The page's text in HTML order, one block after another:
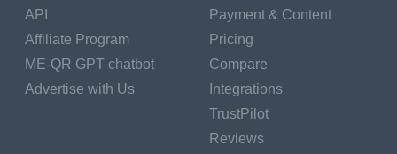
วิธีสร้าง QR Code ฟรีสำหรับแพลตฟอร์มโซเชียลมี
บทสรุป
API
Affiliate Program
ME-QR GPT chatbot
Advertise with Us
Payment & Content
Pricing
Compare
Integrations
TrustPilot
Reviews